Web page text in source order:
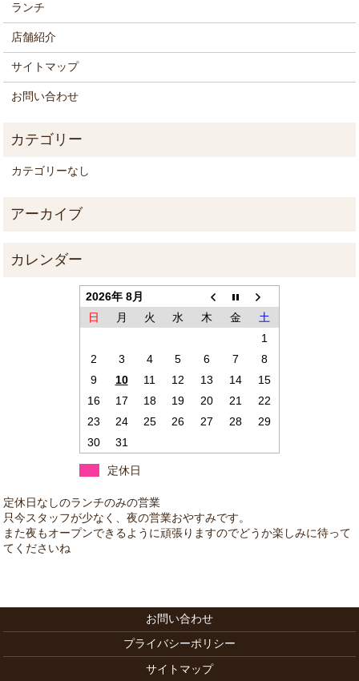
ランチ
店舗紹介
サイトマップ
お問い合わせ
カテゴリーなし
2026年 8月
日
月 火 水 木 金
土
1
2
3 4 5 6 7
8
9
10 11 12 13 14
15
16
17 18 19 20 21
22
23
24 25 26 27 28
29
30
31
定休日
お問い合わせ
プライバシーポリシー
サイトマップ